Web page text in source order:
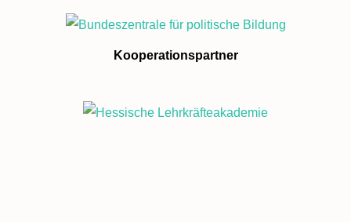
Kooperationspartner